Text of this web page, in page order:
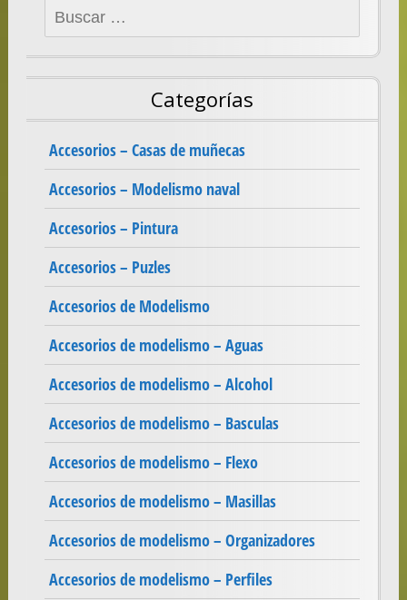
Buscar:
Categorías
Accesorios – Casas de muñecas
Accesorios – Modelismo naval
Accesorios – Pintura
Accesorios – Puzles
Accesorios de Modelismo
Accesorios de modelismo – Aguas
Accesorios de modelismo – Alcohol
Accesorios de modelismo – Basculas
Accesorios de modelismo – Flexo
Accesorios de modelismo – Masillas
Accesorios de modelismo – Organizadores
Accesorios de modelismo – Perfiles